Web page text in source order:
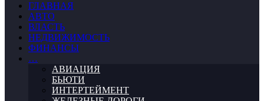
ГЛАВНАЯ
АВТО
ВЛАСТЬ
НЕДВИЖИМОСТЬ
ФИНАНСЫ
…
АВИАЦИЯ
БЬЮТИ
ИНТЕРТЕЙМЕНТ